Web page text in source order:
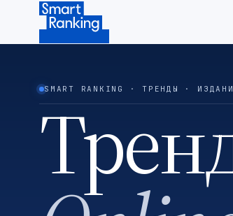
Подписаться на наш канал в Telegram
SMART RANKING · ТРЕНДЫ ·